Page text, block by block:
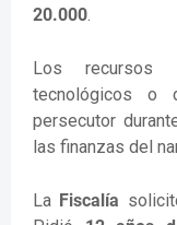
20.000.
Los recursos
tecnológicos o
persecutor
las finanzas del
La Fiscalía